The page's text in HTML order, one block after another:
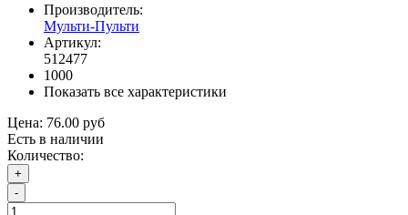
Производитель:
Мульти-Пульти
Артикул:
512477
1000
Показать все характеристики
Цена: 76.00 руб
Есть в наличии
Количество:
+
-